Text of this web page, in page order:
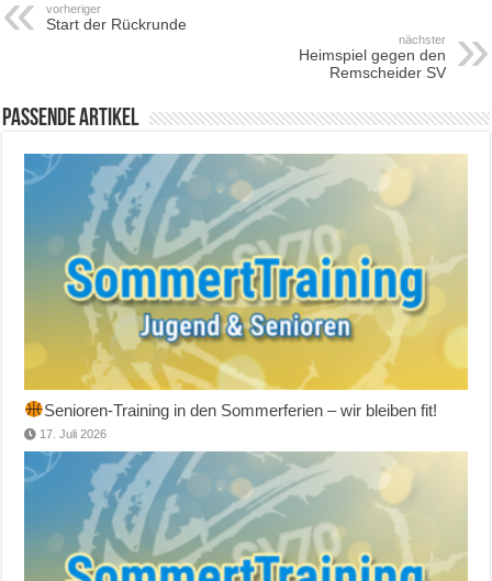
vorheriger
Start der Rückrunde
nächster
Heimspiel gegen den
Remscheider SV
Passende Artikel
Senioren-Training in den Sommerferien – wir bleiben fit!
17. Juli 2026